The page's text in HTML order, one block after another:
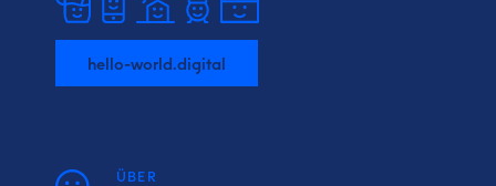
hello-world.digital
ÜBER